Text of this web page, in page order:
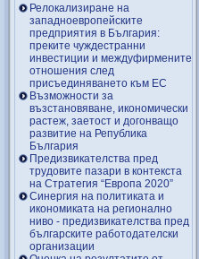
Релокализиране на
западноевропейските
предприятия в България:
преките чуждестранни
инвестиции и междуфирмените
отношения след
присъединяването към ЕС
Възможности за
възстановяване, икономически
растеж, заетост и догонващо
развитие на Република
България
Предизвикателства пред
трудовите пазари в контекста
на Стратегия “Европа 2020”
Синергия на политиката и
икономиката на регионално
ниво - предизвикателства пред
българските работодателски
организации